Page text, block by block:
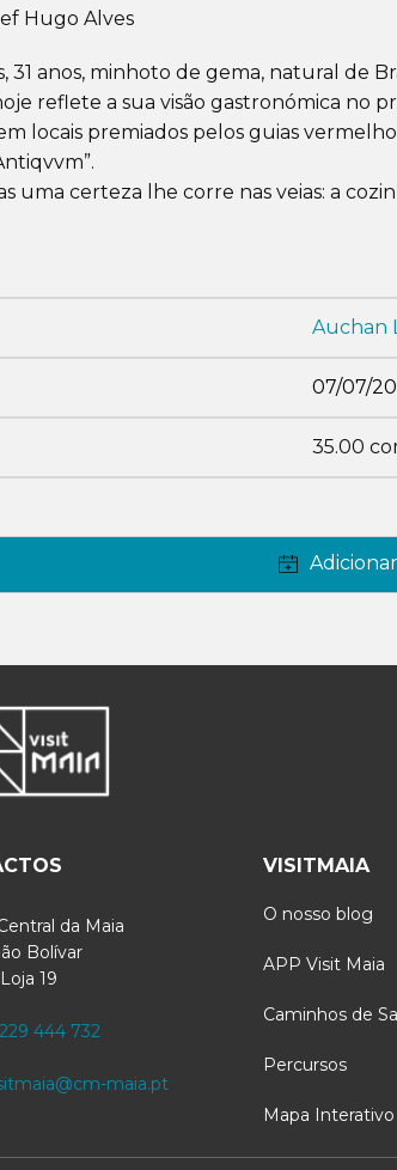
Hugo Alves
31 anos, minhoto de gema, natural de
reflete a sua visão gastronómica no
locais premiados pelos guias
uma certeza lhe corre nas veias: a
Auchan
07/07/
35.00
da Maia
Bolívar
19
444 732
maia.pt
VISITMAIA
O nosso blog
APP Visit Maia
Caminhos de
Percursos
Mapa Interativo